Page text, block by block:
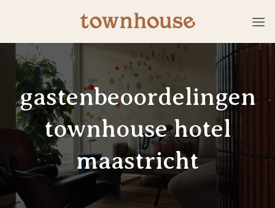
gastenbeoordelingen
townhouse hotel
maastricht